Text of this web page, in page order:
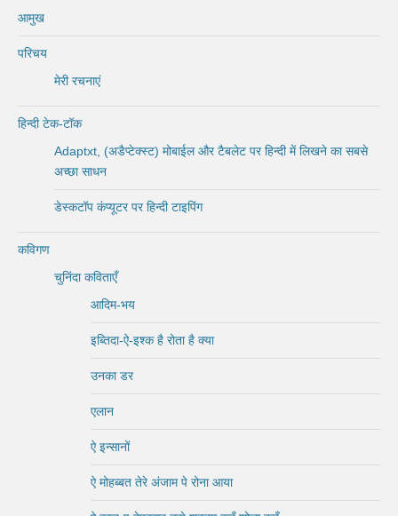
आमुख
परिचय
मेरी रचनाएं
हिन्दी टेक-टॉक
Adaptxt, (अडैप्टेक्स्ट) मोबाईल और टैबलेट पर हिन्दी में लिखने का सबसे
अच्छा साधन
डेस्कटॉप कंप्यूटर पर हिन्दी टाइपिंग
कविगण
चुनिंदा कविताएँ
आदिम-भय
इब्तिदा-ऐ-इश्क है रोता है क्या
उनका डर
एलान
ऐ इन्सानों
ऐ मोहब्बत तेरे अंजाम पे रोना आया